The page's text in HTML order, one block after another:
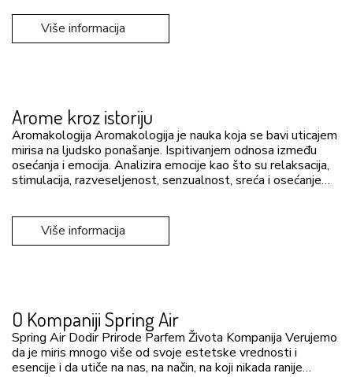
Više informacija
Arome kroz istoriju
Aromakologija Aromakologija je nauka koja se bavi uticajem
mirisa na ljudsko ponašanje. Ispitivanjem odnosa između
osećanja i emocija. Analizira emocije kao što su relaksacija,
stimulacija, razveseljenost, senzualnost, sreća i osećanje…
Više informacija
O Kompaniji Spring Air
Spring Air Dodir Prirode Parfem Života Kompanija Verujemo
da je miris mnogo više od svoje estetske vrednosti i
esencije i da utiče na nas, na način, na koji nikada ranije…